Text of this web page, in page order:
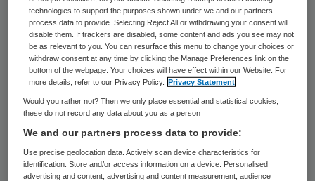
waarbij 1350 covid-patiënten op de
Nederlandse IC’s lagen (en nog 58 in
Duitsland) met daarbij nog eens 350 non-
covid-patiënten. Door op te schalen naar
1350 en mogelijk 1700 zijn we dus op
dezelfde piek als toen voorbereid. We
creëren de benodigde airbag.” Volgens
Kuipers was de capaciteit tijdens de
technologies to support the purposes shown under we and our partners
process data to provide. Selecting Reject All or withdrawing your consent will
disable them. If trackers are disabled, some content and ads you see may not
be as relevant to you. You can resurface this menu to change your choices or
withdraw consent at any time by clicking the Manage Preferences link on the
bottom of the webpage. Your choices will have effect within our Website. For
more details, refer to our Privacy Policy.
Privacy Statement
Would you rather not? Then we only place essential and statistical cookies,
these do not record any data about you as a person
We and our partners process data to provide:
Use precise geolocation data. Actively scan device characteristics for
identification. Store and/or access information on a device. Personalised
advertising and content, advertising and content measurement, audience